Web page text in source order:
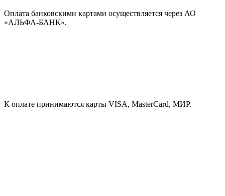
Оплата банковскими картами осуществляется через АО
«АЛЬФА-БАНК».
К оплате принимаются карты VISA, MasterCard, МИР.